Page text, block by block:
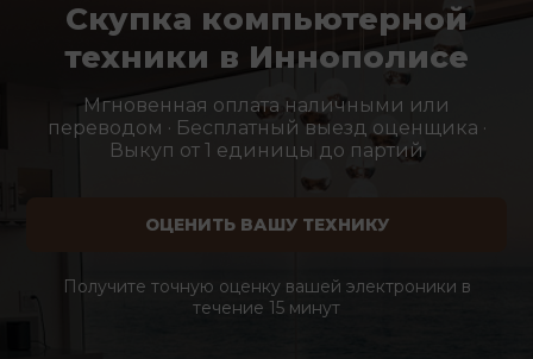
Скупка компьютерной
техники в Иннополисе
Мгновенная оплата наличными или
переводом · Бесплатный выезд оценщика ·
Выкуп от 1 единицы до партий
ОЦЕНИТЬ ВАШУ ТЕХНИКУ
Получите точную оценку вашей электроники в
течение 15 минут